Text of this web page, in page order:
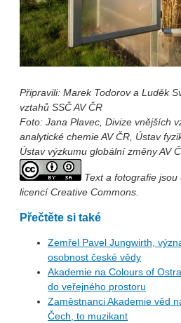
Připravili: Marek Todorov a Luděk
vztahů SSČ AV ČR
Foto: Jana Plavec, Divize vnějších
analytické chemie AV ČR, Ústav
Ústav výzkumu globální změny AV
Text a fotografie
licencí Creative Commons.
Přečtěte si také
Zemřel Pavel Jungwirth,
osobnost české vědy
Akademie na Colours of
do veřejného prostoru
Zaměstnanci Akademie věd
Čech, to muzikant